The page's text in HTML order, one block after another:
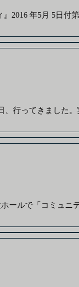
2016 年5月 5日付
行ってきました
ルで「コミュニ